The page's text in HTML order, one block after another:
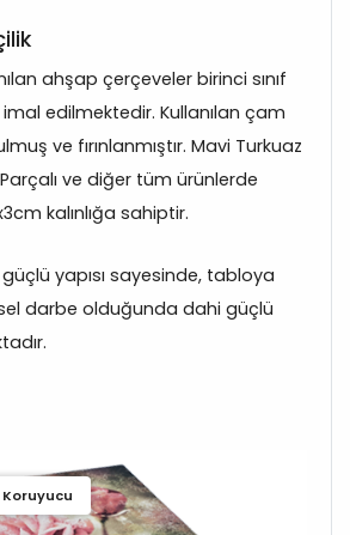
ahşap çerçeveler birinci sınıf
edilmektedir. Kullanılan çam
ve fırınlanmıştır. Mavi Turkuaz
ve diğer tüm ürünlerde
kalınlığa sahiptir.
yapısı sayesinde, tabloya
darbe olduğunda dahi güçlü
Koruyucu